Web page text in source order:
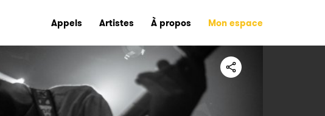
Appels Artistes À propos Mon espace